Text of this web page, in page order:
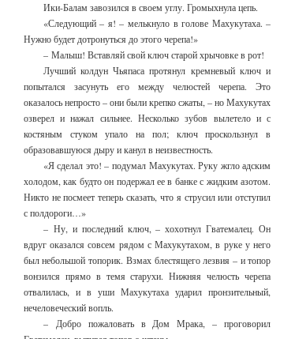
Ики-Балам завозился в своем углу. Громыхнула цепь.
«Следующий – я! – мелькнуло в голове Махукутаха. –
Нужно будет дотронуться до этого черепа!»
– Малыш! Вставляй свой ключ старой хрычовке в рот!
Лучший колдун Чьяпаса протянул кремневый ключ и
попытался засунуть его между челюстей черепа. Это
оказалось непросто – они были крепко сжаты, – но Махукутах
озверел и нажал сильнее. Несколько зубов вылетело и с
костяным стуком упало на пол; ключ проскользнул в
образовавшуюся дыру и канул в неизвестность.
«Я сделал это! – подумал Махукутах. Руку жгло адским
холодом, как будто он подержал ее в банке с жидким азотом.
Никто не посмеет теперь сказать, что я струсил или отступил
с полдороги…»
– Ну, и последний ключ, – хохотнул Гватемалец. Он
вдруг оказался совсем рядом с Махукутахом, в руке у него
был небольшой топорик. Взмах блестящего лезвия – и топор
вонзился прямо в темя старухи. Нижняя челюсть черепа
отвалилась, и в уши Махукутаха ударил пронзительный,
нечеловеческий вопль.
– Добро пожаловать в Дом Мрака, – проговорил